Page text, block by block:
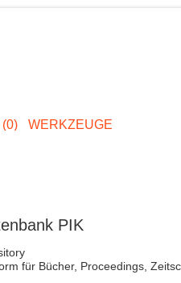
WERKZEUGE
PIK
für Bücher, Proceedings,